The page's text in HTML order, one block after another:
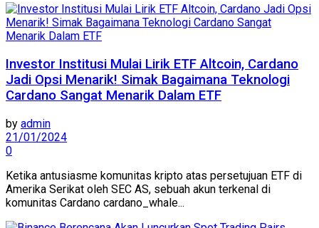
Investor Institusi Mulai Lirik ETF Altcoin, Cardano
Jadi Opsi Menarik! Simak Bagaimana Teknologi
Cardano Sangat Menarik Dalam ETF
by admin
21/01/2024
0
Ketika antusiasme komunitas kripto atas persetujuan ETF di
Amerika Serikat oleh SEC AS, sebuah akun terkenal di
komunitas Cardano cardano_whale...